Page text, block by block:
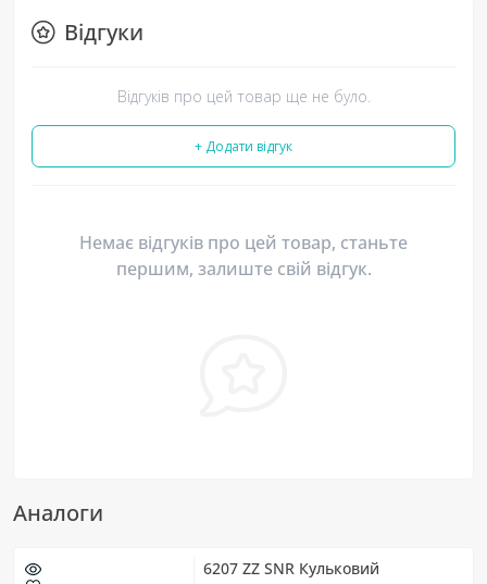
Відгуки
Відгуків про цей товар ще не було.
+ Додати відгук
Немає відгуків про цей товар, станьте
першим, залиште свій відгук.
Аналоги
6207 ZZ SNR Кульковий